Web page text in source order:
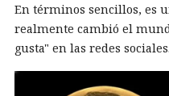
En términos sencillos, es
realmente cambió el
gusta" en las redes sociales.